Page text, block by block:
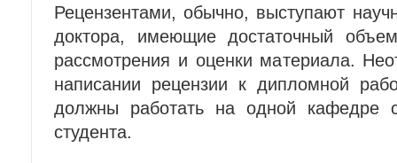
Рецензентами, обычно, выступают
доктора, имеющие достаточный
рассмотрения и оценки материала.
написании рецензии к дипломной
должны работать на одной кафедре
студента.